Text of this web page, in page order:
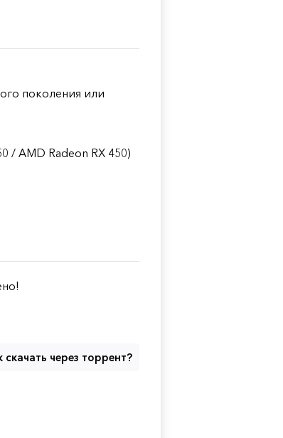
поколения или
/ AMD Radeon RX 450)
скачать через торрент?